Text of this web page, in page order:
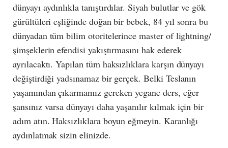
dünyayı aydınlıkla tanıştırdılar. Siyah bulutlar ve gök
gürültüleri eşliğinde doğan bir bebek, 84 yıl sonra bu
dünyadan tüm bilim otoritelerince master of lightning/
şimşeklerin efendisi yakıştırmasını hak ederek
ayrılacaktı. Yapılan tüm haksızlıklara karşın dünyayı
değiştirdiği yadsınamaz bir gerçek. Belki Teslanın
yaşamından çıkarmamız gereken yegane ders, eğer
şansınız varsa dünyayı daha yaşanılır kılmak için bir
adım atın. Haksızlıklara boyun eğmeyin. Karanlığı
aydınlatmak sizin elinizde.